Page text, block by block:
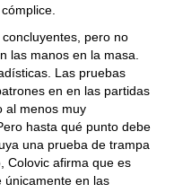
pero no
las manos en la masa.
Las pruebas
en en las partidas
al menos muy
hasta qué punto debe
una prueba de trampa
Colovic afirma que es
únicamente en las